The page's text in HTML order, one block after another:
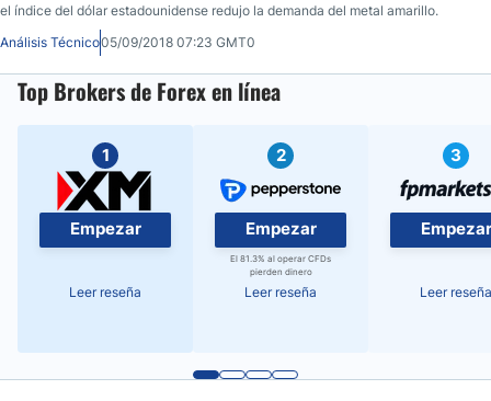
el índice del dólar estadounidense redujo la demanda del metal amarillo.
Análisis Técnico05/09/2018 07:23 GMT0
Top Brokers de Forex en línea
1
Empezar
Leer reseña
2
Empezar
El 81.3% al operar CFDs
pierden dinero
Leer reseña
3
Empezar
Leer reseña